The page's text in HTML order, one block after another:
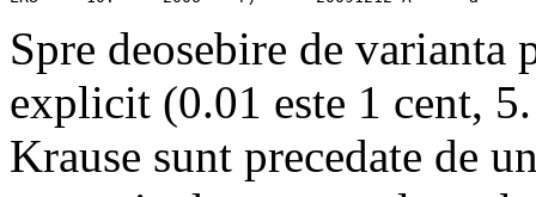
Spre deosebire de
explicit (0.01 este 1 cent,
Krause sunt precedate de